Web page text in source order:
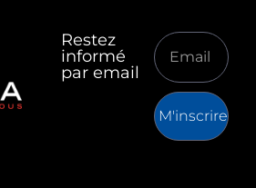
Restez
informé
par email
M'inscrire